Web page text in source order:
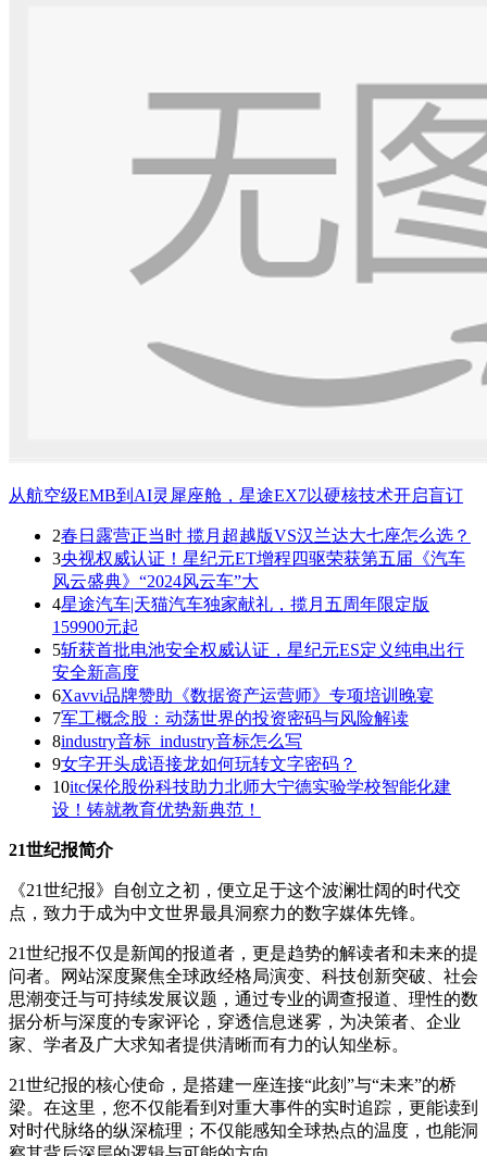
从航空级EMB到AI灵犀座舱，星途EX7以硬核技术开启盲订
2春日露营正当时 揽月超越版VS汉兰达大七座怎么选？
3央视权威认证！星纪元ET增程四驱荣获第五届《汽车
风云盛典》“2024风云车”大
4星途汽车|天猫汽车独家献礼，揽月五周年限定版
159900元起
5斩获首批电池安全权威认证，星纪元ES定义纯电出行
安全新高度
6Xavvi品牌赞助《数据资产运营师》专项培训晚宴
7军工概念股：动荡世界的投资密码与风险解读
8industry音标_industry音标怎么写
9女字开头成语接龙如何玩转文字密码？
10itc保伦股份科技助力北师大宁德实验学校智能化建
设！铸就教育优势新典范！
21世纪报简介
《21世纪报》自创立之初，便立足于这个波澜壮阔的时代交
点，致力于成为中文世界最具洞察力的数字媒体先锋。
21世纪报不仅是新闻的报道者，更是趋势的解读者和未来的提
问者。网站深度聚焦全球政经格局演变、科技创新突破、社会
思潮变迁与可持续发展议题，通过专业的调查报道、理性的数
据分析与深度的专家评论，穿透信息迷雾，为决策者、企业
家、学者及广大求知者提供清晰而有力的认知坐标。
21世纪报的核心使命，是搭建一座连接“此刻”与“未来”的桥
梁。在这里，您不仅能看到对重大事件的实时追踪，更能读到
对时代脉络的纵深梳理；不仅能感知全球热点的温度，也能洞